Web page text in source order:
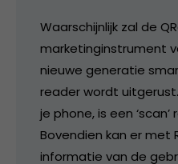
Waarschijnlijk zal de
marketinginstrument
nieuwe generatie
reader wordt uitgerust.
je phone, is een
Bovendien kan er met
informatie van de